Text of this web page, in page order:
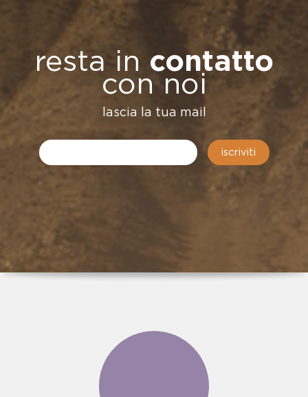
resta in contatto
con noi
lascia la tua mail
iscriviti